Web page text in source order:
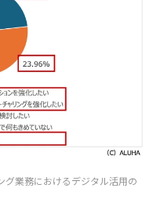
グ業務におけるデジタル活用の